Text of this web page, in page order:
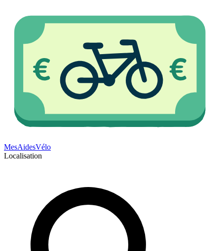
MesAidesVélo
Localisation